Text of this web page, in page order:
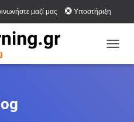
μαζί μας Υποστήριξη
Γνώσης